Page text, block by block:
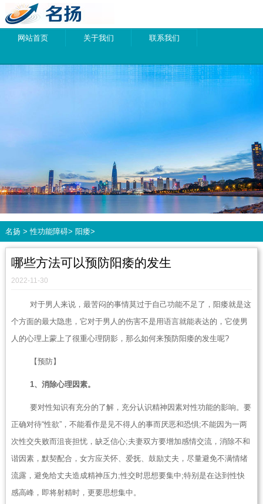
网站首页 关于我们 联系我们
名扬 >性功能障碍> 阳痿>
哪些方法可以预防阳痿的发生
2022-11-30
对于男人来说，最苦闷的事情莫过于自己功能不足了，阳痿就是这
个方面的最大隐患，它对于男人的伤害不是用语言就能表达的，它使男
人的心理上蒙上了很重心理阴影，那么如何来预防阳痿的发生呢?
【预防】
1、消除心理因素。
要对性知识有充分的了解，充分认识精神因素对性功能的影响。要
正确对待“性欲”，不能看作是见不得人的事而厌恶和恐惧;不能因为一两
次性交失败而沮丧担忧，缺乏信心;夫妻双方要增加感情交流，消除不和
谐因素，默契配合，女方应关怀、爱抚、鼓励丈夫，尽量避免不满情绪
流露，避免给丈夫造成精神压力;性交时思想要集中;特别是在达到性快
感高峰，即将射精时，更要思想集中。